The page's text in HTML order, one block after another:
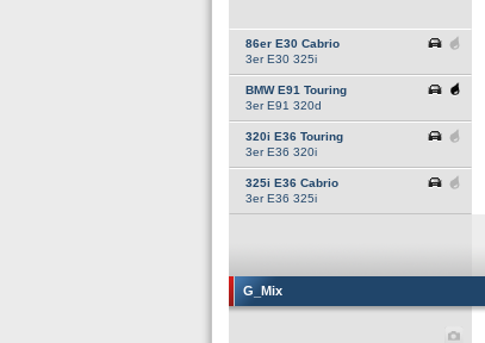
86er E30 Cabrio
3er E30 325i
BMW E91 Touring
3er E91 320d
320i E36 Touring
3er E36 320i
325i E36 Cabrio
3er E36 325i
G_Mix